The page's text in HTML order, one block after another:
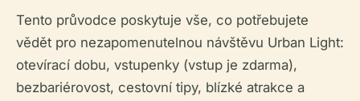
Tento průvodce poskytuje vše, co potřebujete
vědět pro nezapomenutelnou návštěvu Urban Light:
otevírací dobu, vstupenky (vstup je zdarma),
bezbariérovost, cestovní tipy, blízké atrakce a